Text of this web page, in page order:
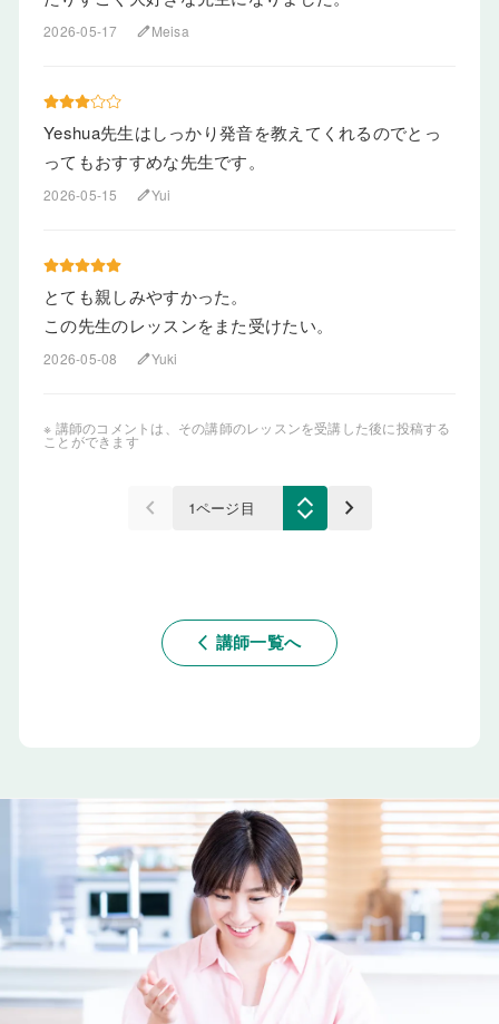
2026-05-17 editMeisa
Yeshua先生はしっかり発音を教えてくれるのでとっ
ってもおすすめな先生です。
2026-05-15 editYui
とても親しみやすかった。
この先生のレッスンをまた受けたい。
2026-05-08 editYuki
※ 講師のコメントは、その講師のレッスンを受講した後に投稿する
ことができます
keyboard_arrow_left keyboard_arrow_right
arrow_back_ios 講師一覧へ